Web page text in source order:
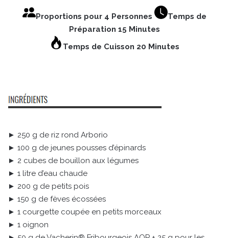
Proportions pour 4 Personnes
Temps de
Préparation 15 Minutes
Temps de Cuisson 20 Minutes
► 250 g de riz rond Arborio
► 100 g de jeunes pousses d’épinards
► 2 cubes de bouillon aux légumes
► 1 litre d’eau chaude
► 200 g de petits pois
► 150 g de fèves écossées
► 1 courgette coupée en petits morceaux
► 1 oignon